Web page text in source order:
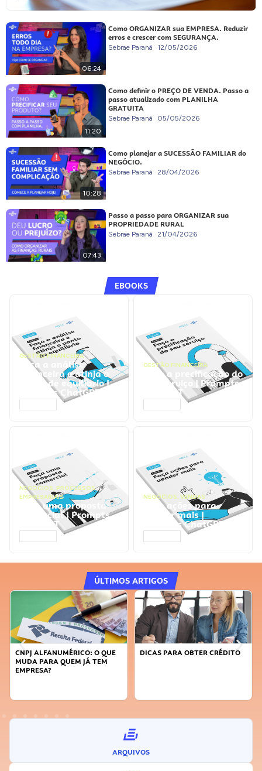
06:24
Como ORGANIZAR sua EMPRESA. Reduzir
erros e crescer com SEGURANÇA.
Sebrae Paraná 12/05/2026
11:20
Como definir o PREÇO DE VENDA. Passo a
passo atualizado com PLANILHA
GRATUITA
Sebrae Paraná 05/05/2026
10:28
Como planejar a SUCESSÃO FAMILIAR do
NEGÓCIO.
Sebrae Paraná 28/04/2026
07:43
Passo a passo para ORGANIZAR sua
PROPRIEDADE RURAL
Sebrae Paraná 21/04/2026
EBOOKS
GESTÃO FINANCEIRA
Faça a análise
financeira e atinja o
ponto de equilíbrio |
Prompts ChatGPT
GESTÃO FINANCEIRA
Faça a precificação do
seu serviço | Prompts
ChatGPT
NEGÓCIOS, PROCESSOS
EMPRESARIAIS
Faça uma proposta
comercial | Prompts
ChatGPT
NEGÓCIOS, VENDAS
Faça ações para
vender mais |
Prompts ChatGPT
ÚLTIMOS ARTIGOS
DICAS PARA OBTER CRÉDITO
FAÇA A DIFERENÇA: SEJA
ARQUIVOS